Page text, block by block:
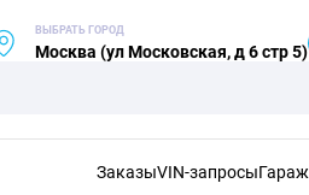
ВЫБРАТЬ ГОРОД
Москва (ул Московская, д 6 стр 5)
ЗаказыVIN-запросыГараж